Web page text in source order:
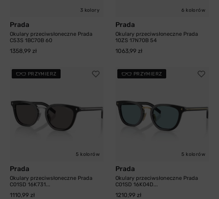
3 kolory
Prada
Okulary przeciwsłoneczne Prada
C53S 1BC70B 60
1358,99 zł
6 kolorów
Prada
Okulary przeciwsłoneczne Prada
10ZS 17N70B 54
1063,99 zł
PRZYMIERZ
5 kolorów
Prada
Okulary przeciwsłoneczne Prada
C01SD 16K731...
1110,99 zł
PRZYMIERZ
5 kolorów
Prada
Okulary przeciwsłoneczne Prada
C01SD 16K04D...
1210,99 zł